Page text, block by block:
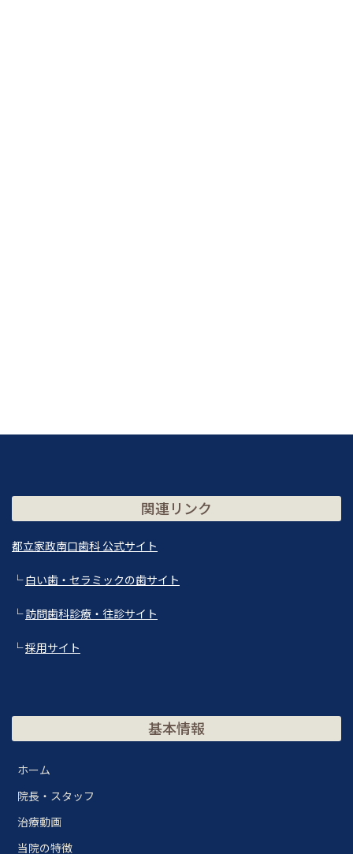
関連リンク
都立家政南口歯科 公式サイト
└白い歯・セラミックの歯サイト
└訪問歯科診療・往診サイト
└採用サイト
基本情報
ホーム
院長・スタッフ
治療動画
当院の特徴